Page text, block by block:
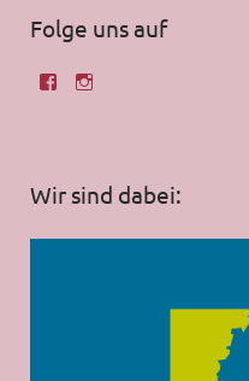
Folge uns auf
Wir sind dabei: